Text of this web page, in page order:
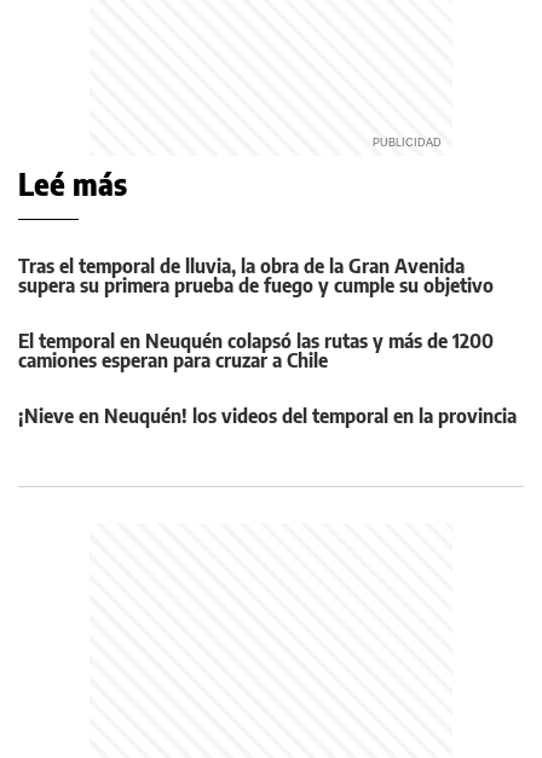
Leé más
Tras el temporal de lluvia, la obra de la Gran Avenida
supera su primera prueba de fuego y cumple su objetivo
El temporal en Neuquén colapsó las rutas y más de 1200
camiones esperan para cruzar a Chile
¡Nieve en Neuquén! los videos del temporal en la provincia